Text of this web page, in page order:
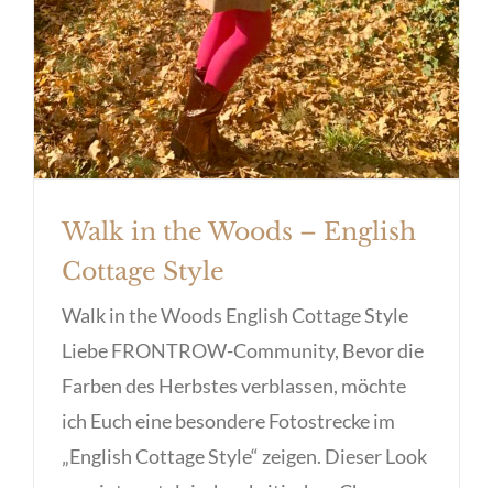
Walk in the Woods – English
Cottage Style
Walk in the Woods English Cottage Style
Liebe FRONTROW-Community, Bevor die
Farben des Herbstes verblassen, möchte
ich Euch eine besondere Fotostrecke im
„English Cottage Style“ zeigen. Dieser Look